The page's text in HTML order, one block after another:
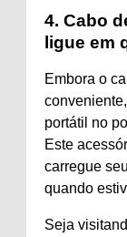
4. Cabo
ligue em
Embora o
portátil no
Este
carregue
quando
Seja